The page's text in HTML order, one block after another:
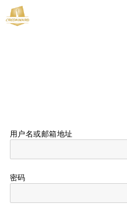
用户名或邮箱地址
密码